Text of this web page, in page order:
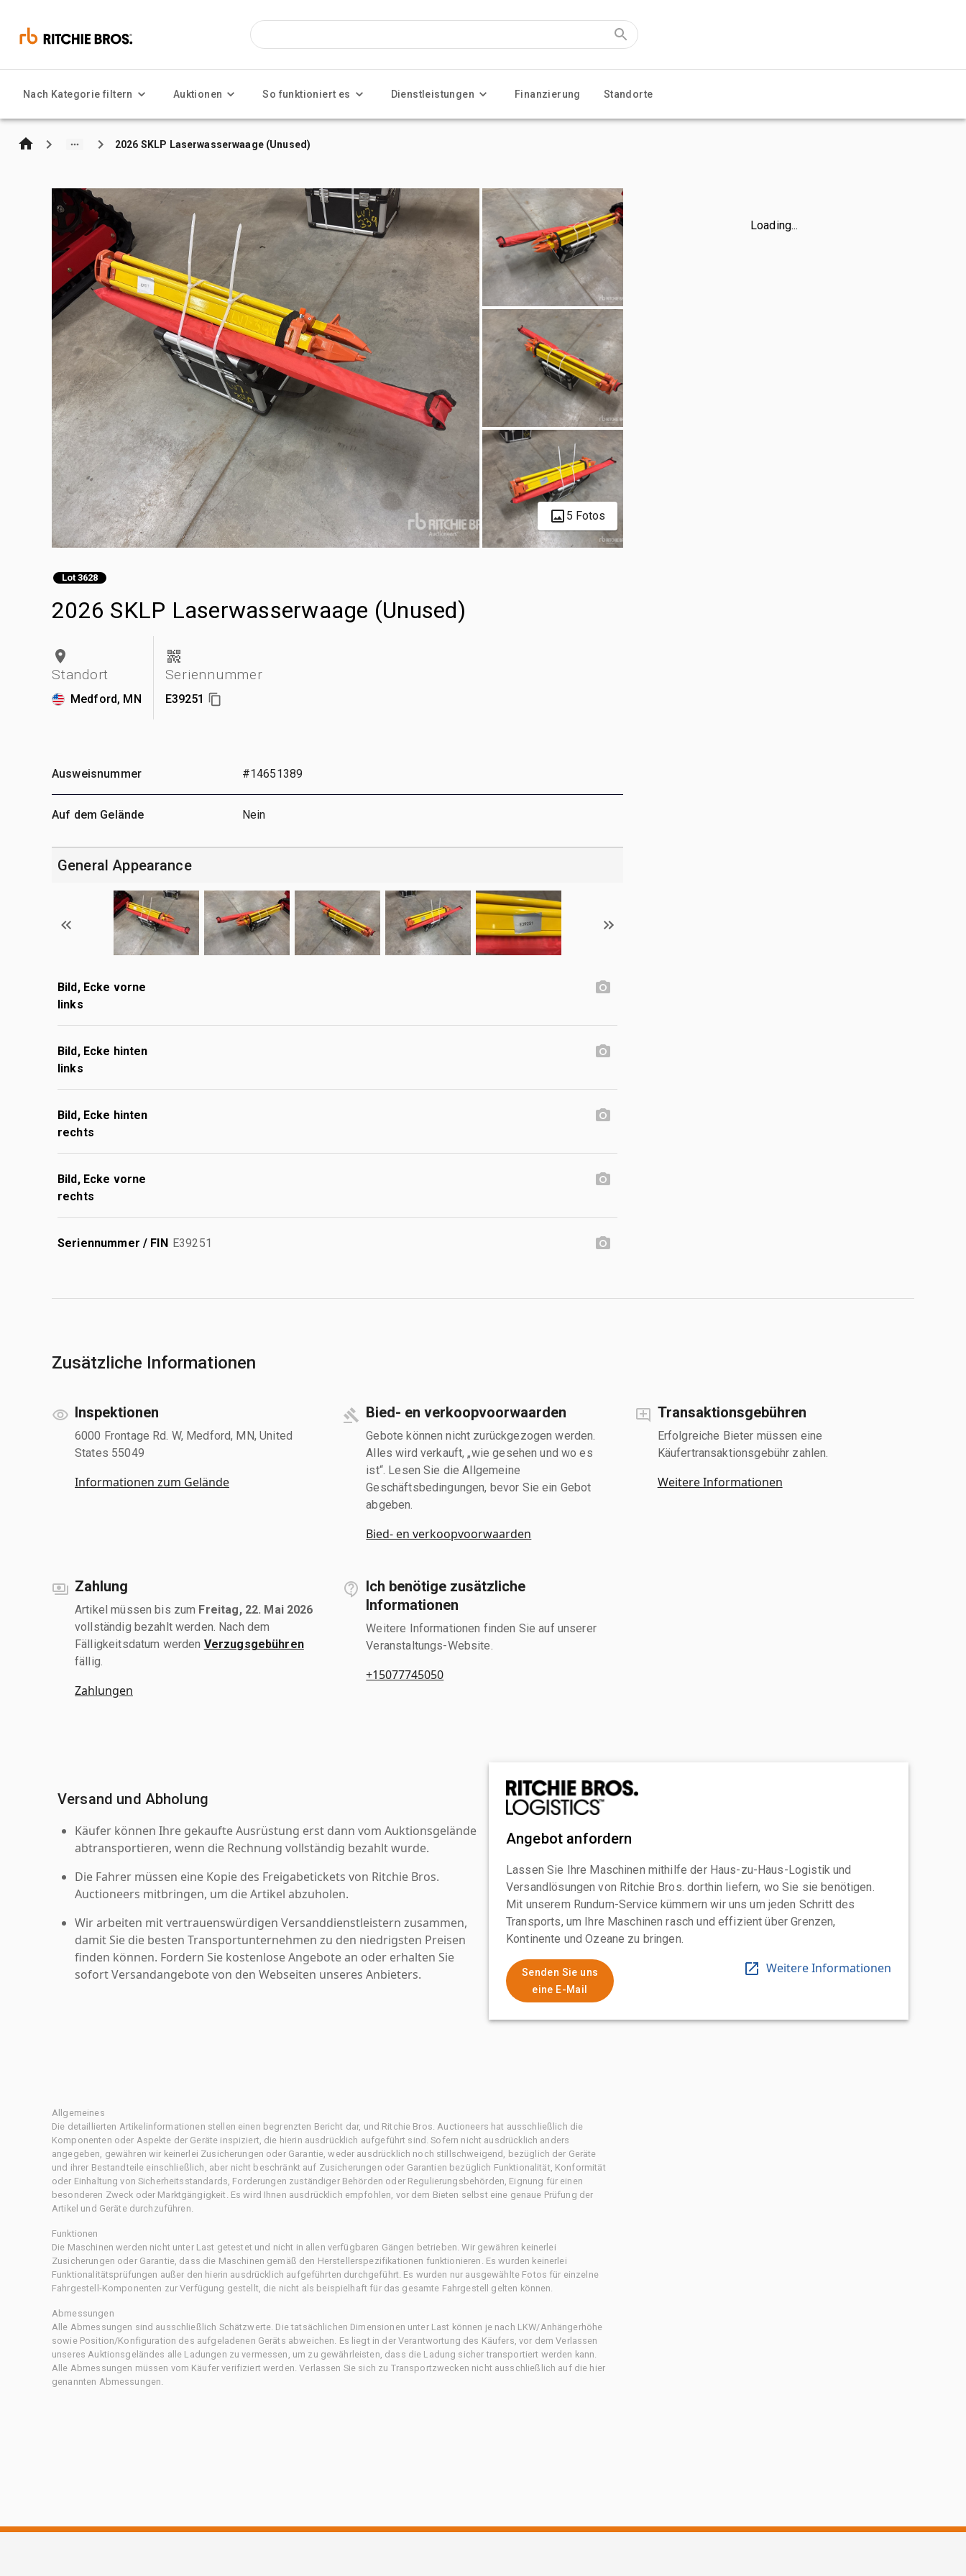
Nach Kategorie filtern Auktionen So funktioniert es Dienstleistungen Finanzierung Standorte
2026 SKLP Laserwasserwaage (Unused)
5 Fotos
Lot 3628
2026 SKLP Laserwasserwaage (Unused)
Standort
Medford, MN
Seriennummer
E39251
Loading...
Ausweisnummer #14651389
Auf dem Gelände Nein
General Appearance
Bild, Ecke vorne
links
Bild, Ecke hinten
links
Bild, Ecke hinten
rechts
Bild, Ecke vorne
rechts
Seriennummer / FIN E39251
Zusätzliche Informationen
Inspektionen
6000 Frontage Rd. W, Medford, MN, United
States 55049
Informationen zum Gelände
Bied- en verkoopvoorwaarden
Gebote können nicht zurückgezogen werden.
Alles wird verkauft, „wie gesehen und wo es
ist“. Lesen Sie die Allgemeine
Geschäftsbedingungen, bevor Sie ein Gebot
abgeben.
Bied- en verkoopvoorwaarden
Transaktionsgebühren
Erfolgreiche Bieter müssen eine
Käufertransaktionsgebühr zahlen.
Weitere Informationen
Zahlung
Artikel müssen bis zum Freitag, 22. Mai 2026
vollständig bezahlt werden. Nach dem
Fälligkeitsdatum werden Verzugsgebühren
fällig.
Zahlungen
Ich benötige zusätzliche
Informationen
Weitere Informationen finden Sie auf unserer
Veranstaltungs-Website.
+15077745050
Versand und Abholung
Käufer können Ihre gekaufte Ausrüstung erst dann vom Auktionsgelände
abtransportieren, wenn die Rechnung vollständig bezahlt wurde.
Die Fahrer müssen eine Kopie des Freigabetickets von Ritchie Bros.
Auctioneers mitbringen, um die Artikel abzuholen.
Wir arbeiten mit vertrauenswürdigen Versanddienstleistern zusammen,
damit Sie die besten Transportunternehmen zu den niedrigsten Preisen
finden können. Fordern Sie kostenlose Angebote an oder erhalten Sie
sofort Versandangebote von den Webseiten unseres Anbieters.
Angebot anfordern
Lassen Sie Ihre Maschinen mithilfe der Haus-zu-Haus-Logistik und
Versandlösungen von Ritchie Bros. dorthin liefern, wo Sie sie benötigen.
Mit unserem Rundum-Service kümmern wir uns um jeden Schritt des
Transports, um Ihre Maschinen rasch und effizient über Grenzen,
Kontinente und Ozeane zu bringen.
Senden Sie uns
eine E-Mail
Weitere Informationen
Allgemeines
Die detaillierten Artikelinformationen stellen einen begrenzten Bericht dar, und Ritchie Bros. Auctioneers hat ausschließlich die
Komponenten oder Aspekte der Geräte inspiziert, die hierin ausdrücklich aufgeführt sind. Sofern nicht ausdrücklich anders
angegeben, gewähren wir keinerlei Zusicherungen oder Garantie, weder ausdrücklich noch stillschweigend, bezüglich der Geräte
und ihrer Bestandteile einschließlich, aber nicht beschränkt auf Zusicherungen oder Garantien bezüglich Funktionalität, Konformität
oder Einhaltung von Sicherheitsstandards, Forderungen zuständiger Behörden oder Regulierungsbehörden, Eignung für einen
besonderen Zweck oder Marktgängigkeit. Es wird Ihnen ausdrücklich empfohlen, vor dem Bieten selbst eine genaue Prüfung der
Artikel und Geräte durchzuführen.
Funktionen
Die Maschinen werden nicht unter Last getestet und nicht in allen verfügbaren Gängen betrieben. Wir gewähren keinerlei
Zusicherungen oder Garantie, dass die Maschinen gemäß den Herstellerspezifikationen funktionieren. Es wurden keinerlei
Funktionalitätsprüfungen außer den hierin ausdrücklich aufgeführten durchgeführt. Es wurden nur ausgewählte Fotos für einzelne
Fahrgestell-Komponenten zur Verfügung gestellt, die nicht als beispielhaft für das gesamte Fahrgestell gelten können.
Abmessungen
Alle Abmessungen sind ausschließlich Schätzwerte. Die tatsächlichen Dimensionen unter Last können je nach LKW/Anhängerhöhe
sowie Position/Konfiguration des aufgeladenen Geräts abweichen. Es liegt in der Verantwortung des Käufers, vor dem Verlassen
unseres Auktionsgeländes alle Ladungen zu vermessen, um zu gewährleisten, dass die Ladung sicher transportiert werden kann.
Alle Abmessungen müssen vom Käufer verifiziert werden. Verlassen Sie sich zu Transportzwecken nicht ausschließlich auf die hier
genannten Abmessungen.